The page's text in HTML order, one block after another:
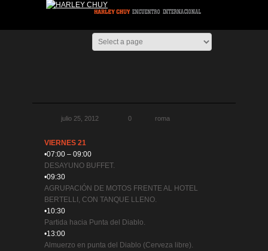
julio 25, 2012 0 roma
VIERNES 21
•07:00 – 09:00
DESAYUNO BUFFET.
•09:30
AGRUPACIÓN DE MOTOS FRENTE AL HOTEL
BERTELLI, CON TANQUE LLENO.
•10:30
Partida hacia Punta del Diablo.
•13:00
Almuerzo en punta del Diablo (Cerveza libre).